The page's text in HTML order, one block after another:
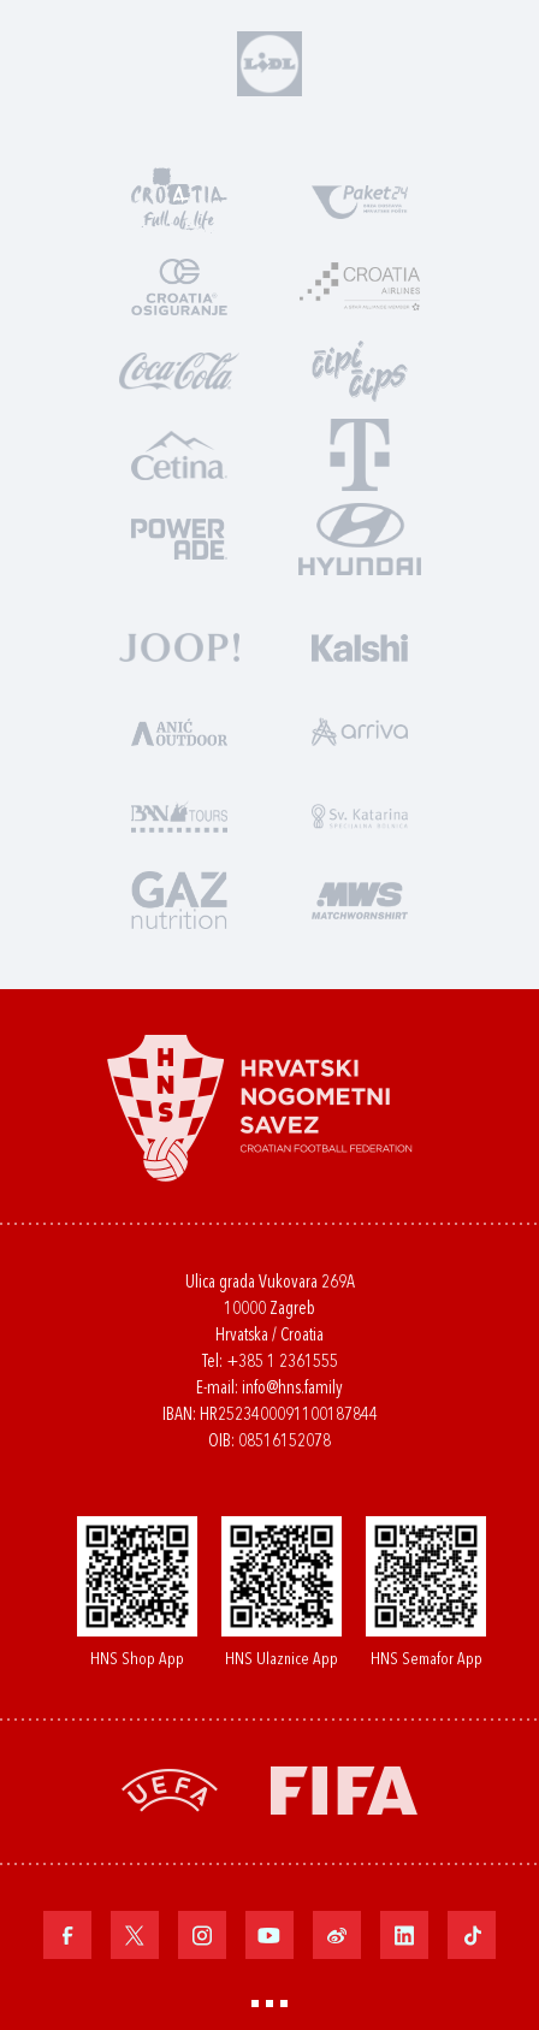
Ulica grada Vukovara 269A
10000 Zagreb
Hrvatska / Croatia
Tel: +385 1 2361555
E-mail: info@hns.family
IBAN: HR2523400091100187844
OIB: 08516152078
HNS Shop App HNS Ulaznice App HNS Semafor App